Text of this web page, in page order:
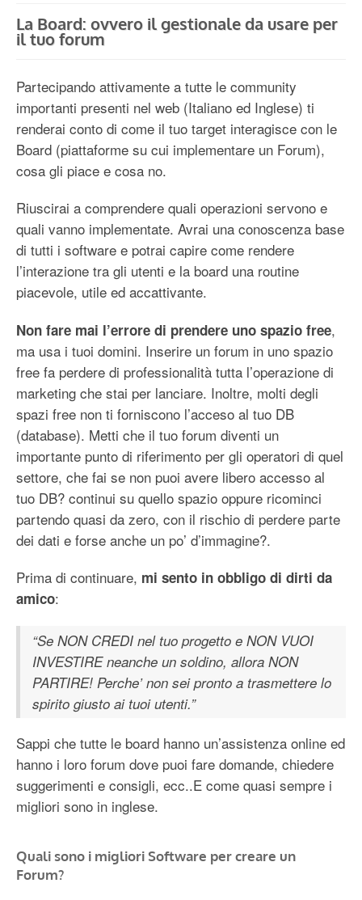
La Board: ovvero il gestionale da usare per
il tuo forum
Partecipando attivamente a tutte le community
importanti presenti nel web (Italiano ed Inglese) ti
renderai conto di come il tuo target interagisce con le
Board (piattaforme su cui implementare un Forum),
cosa gli piace e cosa no.
Riuscirai a comprendere quali operazioni servono e
quali vanno implementate. Avrai una conoscenza base
di tutti i software e potrai capire come rendere
l’interazione tra gli utenti e la board una routine
piacevole, utile ed accattivante.
Non fare mai l’errore di prendere uno spazio free,
ma usa i tuoi domini. Inserire un forum in uno spazio
free fa perdere di professionalità tutta l’operazione di
marketing che stai per lanciare. Inoltre, molti degli
spazi free non ti forniscono l’acceso al tuo DB
(database). Metti che il tuo forum diventi un
importante punto di riferimento per gli operatori di quel
settore, che fai se non puoi avere libero accesso al
tuo DB? continui su quello spazio oppure ricominci
partendo quasi da zero, con il rischio di perdere parte
dei dati e forse anche un po’ d’immagine?.
Prima di continuare, mi sento in obbligo di dirti da
amico:
“Se NON CREDI nel tuo progetto e NON VUOI
INVESTIRE neanche un soldino, allora NON
PARTIRE! Perche’ non sei pronto a trasmettere lo
spirito giusto ai tuoi utenti.”
Sappi che tutte le board hanno un’assistenza online ed
hanno i loro forum dove puoi fare domande, chiedere
suggerimenti e consigli, ecc..E come quasi sempre i
migliori sono in inglese.
Quali sono i migliori Software per creare un
Forum?